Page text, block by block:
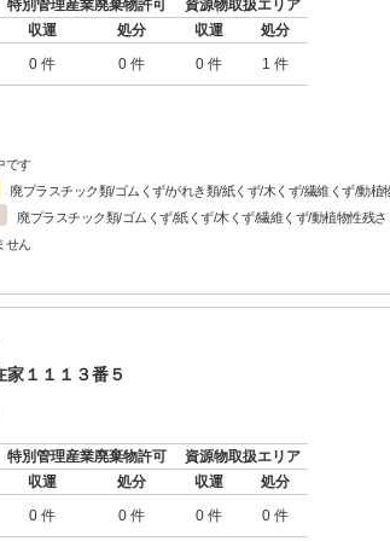
特別管理産業廃棄物許可
資源物取扱エリア
収運 処分 収運
処分
0 件 0 件 0 件 1 件
です
廃プラスチック類/ゴムくず/がれき類/紙くず/木くず/繊維くず/動植
廃プラスチック類/ゴムくず/紙くず/木くず/繊維くず/動植物性残さ
せん
１１１３番５
特別管理産業廃棄物許可
資源物取扱エリア
収運 処分 収運
処分
0 件 0 件 0 件 0 件